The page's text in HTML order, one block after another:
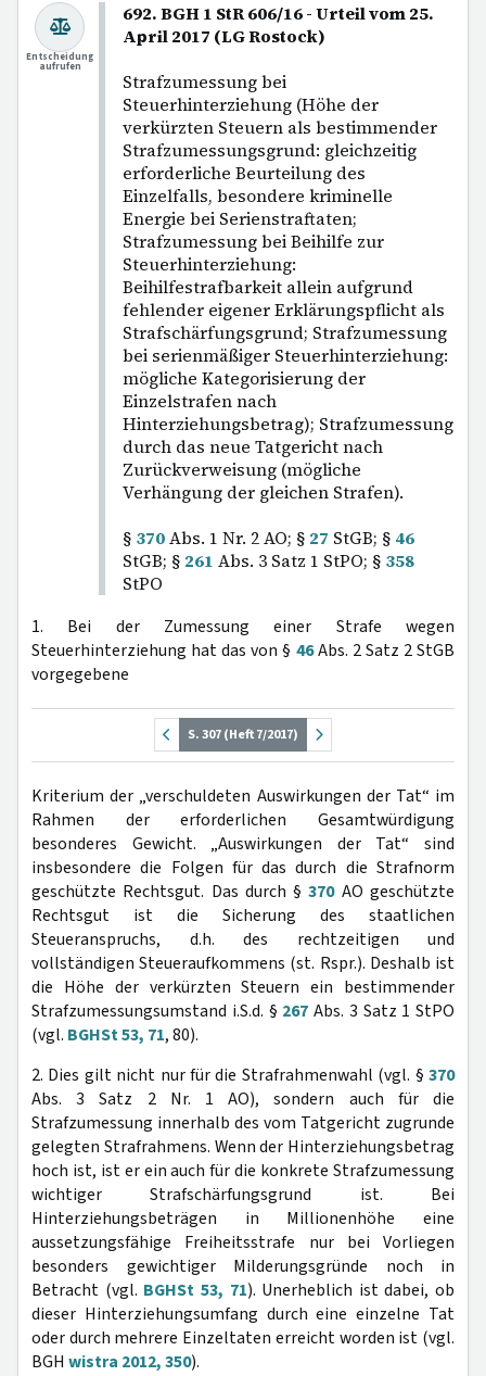
692. BGH 1 StR 606/16 - Urteil vom 25.
April 2017 (LG Rostock)
Strafzumessung bei
Steuerhinterziehung (Höhe der
verkürzten Steuern als bestimmender
Strafzumessungsgrund: gleichzeitig
erforderliche Beurteilung des
Einzelfalls, besondere kriminelle
Energie bei Serienstraftaten;
Strafzumessung bei Beihilfe zur
Steuerhinterziehung:
Beihilfestrafbarkeit allein aufgrund
fehlender eigener Erklärungspflicht als
Strafschärfungsgrund; Strafzumessung
bei serienmäßiger Steuerhinterziehung:
mögliche Kategorisierung der
Einzelstrafen nach
Hinterziehungsbetrag); Strafzumessung
durch das neue Tatgericht nach
Zurückverweisung (mögliche
Verhängung der gleichen Strafen).
§ 370Abs. 1 Nr. 2 AO; § 27 StGB; § 46
StGB; § 261 Abs. 3 Satz 1 StPO; § 358
StPO
Entscheidung
aufrufen
1. Bei der Zumessung einer Strafe wegen
Steuerhinterziehung hat das von § 46Abs. 2 Satz 2 StGB
vorgegebene
S. 307 (Heft 7/2017)
Kriterium der „verschuldeten Auswirkungen der Tat“ im
Rahmen der erforderlichen Gesamtwürdigung
besonderes Gewicht. „Auswirkungen der Tat“ sind
insbesondere die Folgen für das durch die Strafnorm
geschützte Rechtsgut. Das durch §370AO geschützte
Rechtsgut ist die Sicherung des staatlichen
Steueranspruchs, d.h. des rechtzeitigen und
vollständigen Steueraufkommens (st. Rspr.). Deshalb ist
die Höhe der verkürzten Steuern ein bestimmender
Strafzumessungsumstand i.S.d. § 267 Abs. 3 Satz 1 StPO
(vgl. BGHSt 53, 71, 80).
2. Dies gilt nicht nur für die Strafrahmenwahl (vgl. § 370
Abs. 3 Satz 2 Nr. 1 AO), sondern auch für die
Strafzumessung innerhalb des vom Tatgericht zugrunde
gelegten Strafrahmens. Wenn der Hinterziehungsbetrag
hoch ist, ist er ein auch für die konkrete Strafzumessung
wichtiger Strafschärfungsgrund ist. Bei
Hinterziehungsbeträgen in Millionenhöhe eine
aussetzungsfähige Freiheitsstrafe nur bei Vorliegen
besonders gewichtiger Milderungsgründe noch in
Betracht (vgl. BGHSt 53, 71). Unerheblich ist dabei, ob
dieser Hinterziehungsumfang durch eine einzelne Tat
oder durch mehrere Einzeltaten erreicht worden ist (vgl.
BGH wistra 2012, 350).